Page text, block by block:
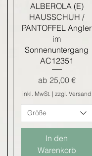
Schnellansicht
ALBEROLA (E)
HAUSSCHUH /
PANTOFFEL Angler
im
Sonnenuntergang
AC12351
ab 25,00 €
Sale-Preis
inkl. MwSt. |zzgl. Versand
Größe
In den
Warenkorb